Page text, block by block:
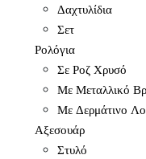
Δαχτυλίδια
Σετ
Ρολόγια
Σε Ροζ Χρυσό
Με Μεταλλικό
Με Δερμάτινο
Αξεσουάρ
Στυλό